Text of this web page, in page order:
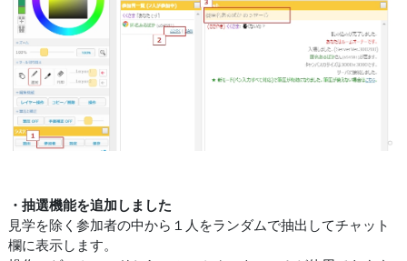
・抽選機能を追加しました
見学を除く参加者の中から１人をランダムで抽出してチャット
欄に表示します。